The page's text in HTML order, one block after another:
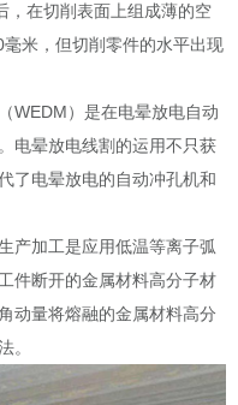
，在切削表面上组成薄的空
毫米，但切削零件的水平出现
WEDM）是在电晕放电自动
电晕放电线割的运用不只获
了电晕放电的自动冲孔机和
产加工是应用低温等离子弧
件断开的金属材料高分子材
动量将熔融的金属材料高分
。